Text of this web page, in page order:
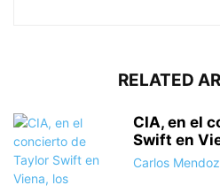
RELATED
CIA, en el
Swift en
Carlos